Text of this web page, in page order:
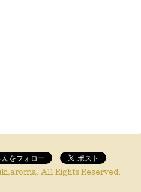
. All Rights Reserved.